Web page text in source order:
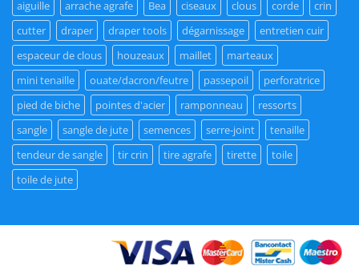
aiguille arrache agrafe Bea ciseaux clous corde
crin
cutter
draper draper tools dégarnissage
entretien cuir
espaceur de clous
houzeaux maillet
marteaux
mini tenaille
ouate/dacron/feutre passepoil
perforatrice
pied de biche
pointes d'acier ramponneau
ressorts
sangle
sangle de jute semences serre-joint
tenaille
tendeur de sangle
tir crin tire agrafe tirette
toile
toile de jute